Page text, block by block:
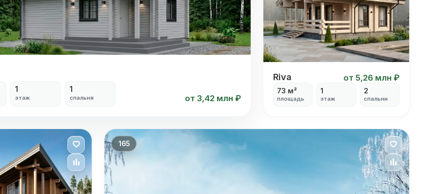
Я согласен наобработку персональных данных
от 3,42 млн ₽
1
этаж
1
спальня
Riva
Riva от 5,26 млн ₽
73 м²
площадь
1
этаж
2
спальни
165